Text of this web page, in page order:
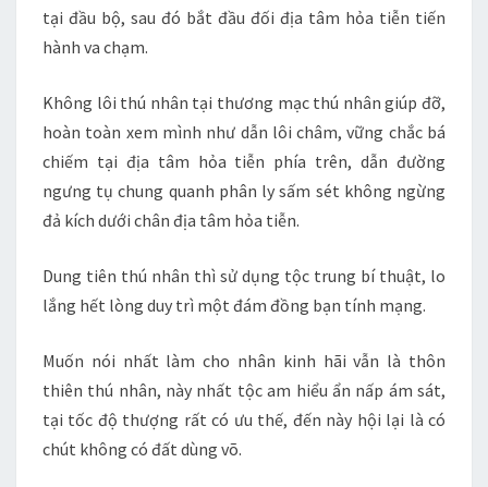
tại đầu bộ, sau đó bắt đầu đối địa tâm hỏa tiễn tiến
hành va chạm.
Không lôi thú nhân tại thương mạc thú nhân giúp đỡ,
hoàn toàn xem mình như dẫn lôi châm, vững chắc bá
chiếm tại địa tâm hỏa tiễn phía trên, dẫn đường
ngưng tụ chung quanh phân ly sấm sét không ngừng
đả kích dưới chân địa tâm hỏa tiễn.
Dung tiên thú nhân thì sử dụng tộc trung bí thuật, lo
lắng hết lòng duy trì một đám đồng bạn tính mạng.
Muốn nói nhất làm cho nhân kinh hãi vẫn là thôn
thiên thú nhân, này nhất tộc am hiểu ẩn nấp ám sát,
tại tốc độ thượng rất có ưu thế, đến này hội lại là có
chút không có đất dùng võ.